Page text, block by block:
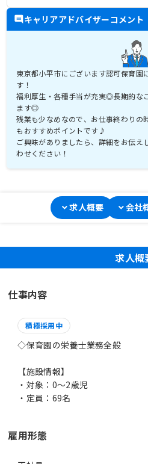
キャリアアドバイザーコメント
東京都小平市にございます認可保育園
す！
福利厚生・各種手当が充実◎長期的な
ます◎
残業も少なめなので、お仕事終わりの
もおすすめポイントです♪
ご興味がありましたら、詳細をお伝え
わせください！
求人概要 会社
求人概
仕事内容
積極採用中
◇保育園の栄養士業務全般
【施設情報】
・対象：0～2歳児
・定員：69名
雇用形態